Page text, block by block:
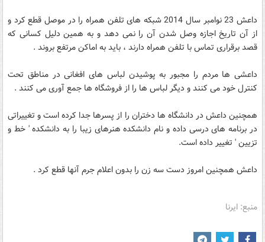
داعش 23 نوامبر سال 2014 شبکه های تلفن همراه را در موصل قطع کرد و
از آن تاریخ اجازه وصل شدن آن را نمی دهد و به همین دلیل کسانی که
قصد برقراری تماس با تلفن همراه دارند ، باید به اماکن مرتفع بروند .
داعشی ها مردم را مجبور به پوشیدن لباس های افغانی در مناطق تحت
کنترل خود می کنند و دیگر لباس ها را از فروشگاه ها جمع آوری می کنند .
همچنین داعش در دانشگاه ها دختران را از پسرها جدا کرده است و تغییراتی
در برنامه های درسی داده و نام دانشکده هنرهای زیبا را به دانشکده ' خط و
تزیین ' تغییر داده است.
داعش همچنین امروز دست سه زن را بدون اعلام جرم آنها قطع کرد .
منبع: ایرنا